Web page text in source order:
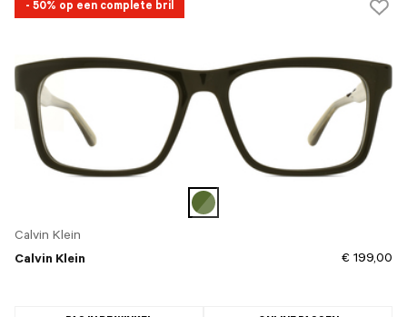
- 50% op een complete bril
Calvin Klein
Calvin Klein
€ 199,00